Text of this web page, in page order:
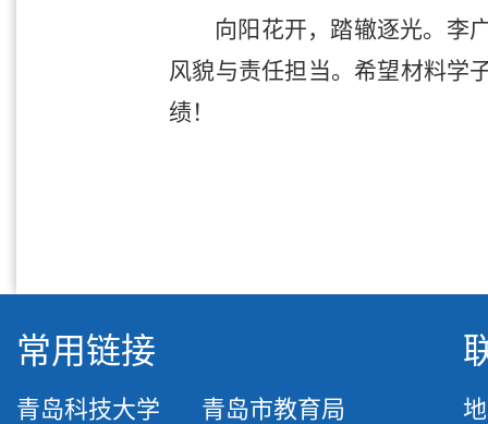
向阳花开，踏辙逐光。李
风貌与责任担当。希望材料学
绩！
常用链接
青岛科技大学
青岛市教育局